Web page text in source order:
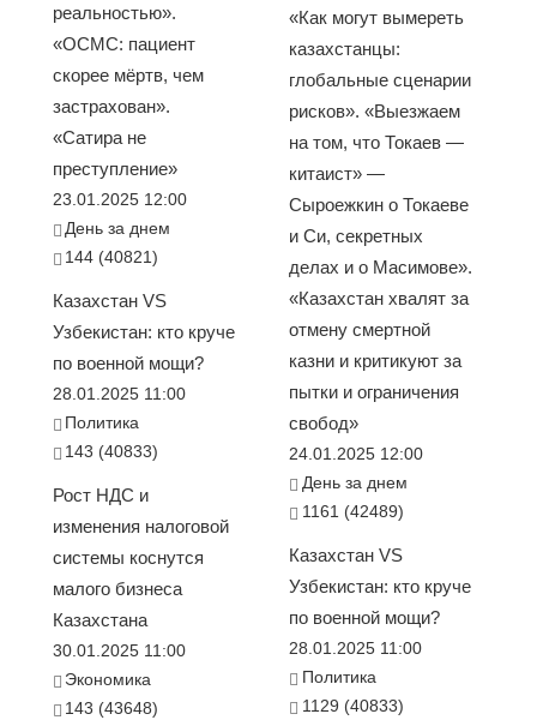
реальностью».
«ОСМС: пациент
скорее мёртв, чем
застрахован».
«Сатира не
преступление»
23.01.2025 12:00
День за днем
144 (40821)
Казахстан VS
Узбекистан: кто круче
по военной мощи?
28.01.2025 11:00
Политика
143 (40833)
Рост НДС и
изменения налоговой
системы коснутся
малого бизнеса
Казахстана
30.01.2025 11:00
Экономика
143 (43648)
«Как могут вымереть
казахстанцы:
глобальные сценарии
рисков». «Выезжаем
на том, что Токаев —
китаист» —
Сыроежкин о Токаеве
и Си, секретных
делах и о Масимове».
«Казахстан хвалят за
отмену смертной
казни и критикуют за
пытки и ограничения
свобод»
24.01.2025 12:00
День за днем
1161 (42489)
Казахстан VS
Узбекистан: кто круче
по военной мощи?
28.01.2025 11:00
Политика
1129 (40833)